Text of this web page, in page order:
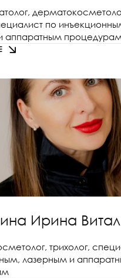
по
аппаратным
Ирина
трихолог,
лазерным и